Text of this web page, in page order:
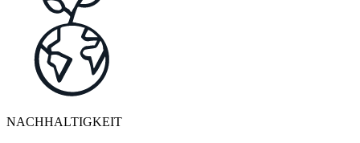
NACHHALTIGKEIT